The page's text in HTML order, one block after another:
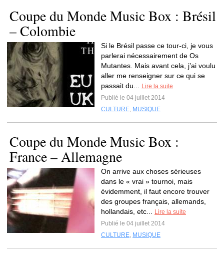
Coupe du Monde Music Box : Brésil
– Colombie
Si le Brésil passe ce tour-ci, je vous
parlerai nécessairement de Os
Mutantes. Mais avant cela, j’ai voulu
aller me renseigner sur ce qui se
passait du...
Lire la suite
Publié le 04 juillet 2014
CULTURE, MUSIQUE
Coupe du Monde Music Box :
France – Allemagne
On arrive aux choses sérieuses
dans le « vrai » tournoi, mais
évidemment, il faut encore trouver
des groupes français, allemands,
hollandais, etc...
Lire la suite
Publié le 04 juillet 2014
CULTURE, MUSIQUE